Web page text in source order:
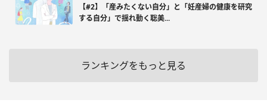
【#2】「産みたくない自分」と「妊産婦の健康を研究
する自分」で揺れ動く聡美...
ランキングをもっと見る